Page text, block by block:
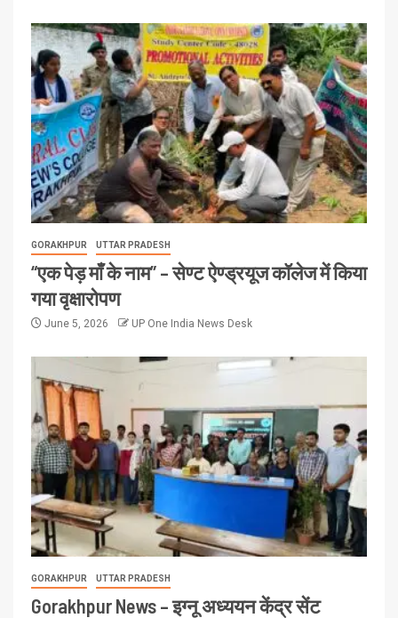
GORAKHPUR UTTAR PRADESH
“एक पेड़ माँ के नाम” – सेण्ट ऐण्ड्रयूज कॉलेज में किया
गया वृक्षारोपण
June 5, 2026 UP One India News Desk
GORAKHPUR UTTAR PRADESH
Gorakhpur News – इग्नू अध्ययन केंद्र सेंट